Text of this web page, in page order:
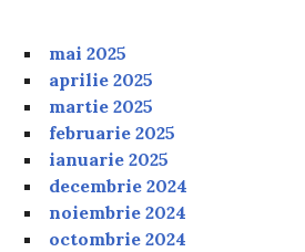
mai 2025
aprilie 2025
martie 2025
februarie 2025
ianuarie 2025
decembrie 2024
noiembrie 2024
octombrie 2024